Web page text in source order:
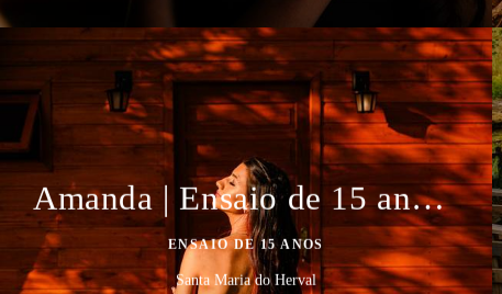
Amanda | Ensaio de 15 anos em Santa Maria do Herval
ENSAIO DE 15 ANOS
Santa Maria do Herval